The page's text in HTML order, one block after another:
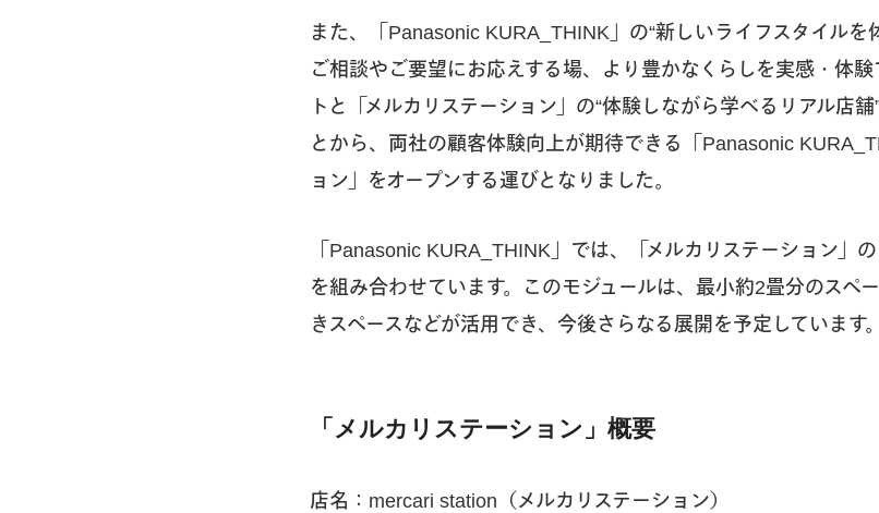
また、「Panasonic KURA_THINK」の“新しいライフスタイルを
ご相談やご要望にお応えする場、より豊かなくらしを実感・体
トと「メルカリステーション」の“体験しながら学べるリアル店
とから、両社の顧客体験向上が期待できる「Panasonic
ョン」をオープンする運びとなりました。
「Panasonic KURA_THINK」では、「メルカリステーション」
を組み合わせています。このモジュールは、最小約2畳分のスペ
きスペースなどが活用でき、今後さらなる展開を予定しています。
「メルカリステーション」概要
店名：mercari station（メルカリステーション）